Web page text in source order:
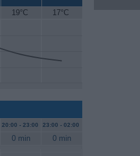
19°C 17°C
20:00 - 23:00 23:00 - 02:00
0 min 0 min